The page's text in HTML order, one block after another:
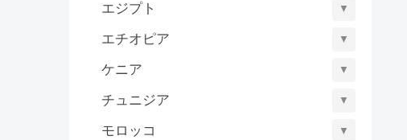
エジプト ▼
エチオピア ▼
ケニア ▼
チュニジア ▼
モロッコ ▼